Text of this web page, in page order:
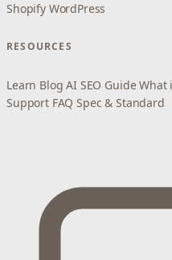
Shopify WordPress
RESOURCES
Learn Blog AI SEO Guide What
Support FAQ Spec & Standard